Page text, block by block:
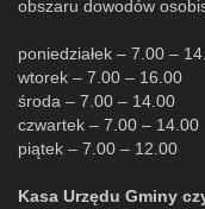
obszaru dowodów
poniedziałek – 7.00 –
wtorek – 7.00 – 16.00
środa – 7.00 – 14.00
czwartek – 7.00 – 14.00
piątek – 7.00 – 12.00
Kasa Urzędu Gminy